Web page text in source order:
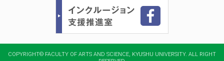
COPYRIGHT© FACULTY OF ARTS AND SCIENCE, KYUSHU UNIVERSITY. ALL RIGHT